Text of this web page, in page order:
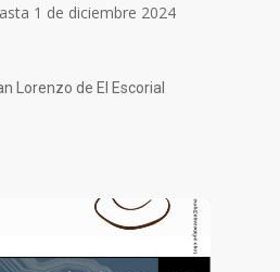
1 de diciembre 2024
Lorenzo de El Escorial